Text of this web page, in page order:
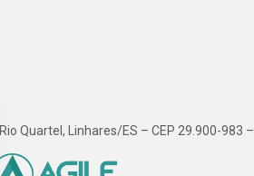
Quartel, Linhares/ES – CEP 29.900-983